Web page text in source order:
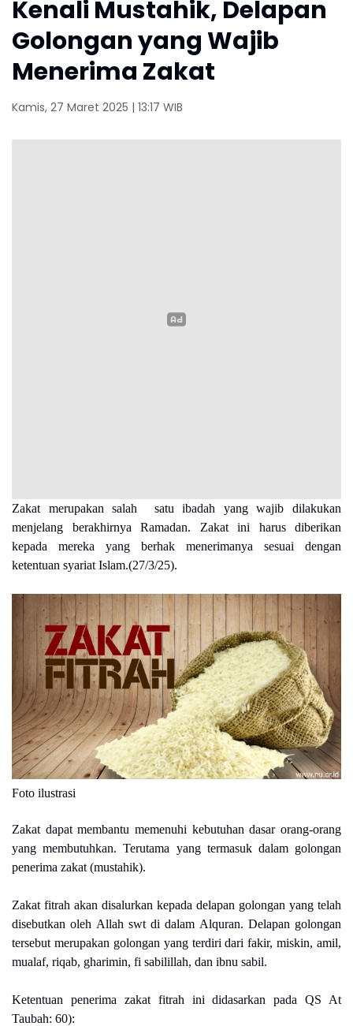
Kenali Mustahik, Delapan
Golongan yang Wajib
Menerima Zakat
Kamis, 27 Maret 2025 | 13:17 WIB
Zakat merupakan salah satu ibadah yang wajib dilakukan
menjelang berakhirnya Ramadan. Zakat ini harus diberikan
kepada mereka yang berhak menerimanya sesuai dengan
ketentuan syariat Islam.(27/3/25).
Foto ilustrasi
Zakat dapat membantu memenuhi kebutuhan dasar orang-orang
yang membutuhkan. Terutama yang termasuk dalam golongan
penerima zakat (mustahik).
Zakat fitrah akan disalurkan kepada delapan golongan yang telah
disebutkan oleh Allah swt di dalam Alquran. Delapan golongan
tersebut merupakan golongan yang terdiri dari fakir, miskin, amil,
mualaf, riqab, gharimin, fi sabilillah, dan ibnu sabil.
Ketentuan penerima zakat fitrah ini didasarkan pada QS At
Taubah: 60):